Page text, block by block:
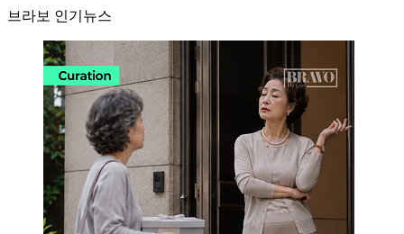
브라보 인기뉴스